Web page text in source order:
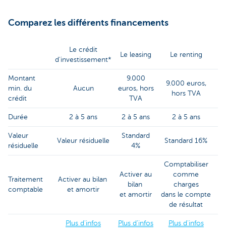
Comparez les différents financements
Le crédit
d'investissement*
Le leasing Le renting
Montant
min. du
crédit
Aucun
9.000
euros, hors
TVA
9.000 euros,
hors TVA
Durée 2 à 5 ans 2 à 5 ans 2 à 5 ans
Valeur
résiduelle
Valeur résiduelle
Standard
4%
Standard 16%
Traitement
comptable
Activer au bilan
et amortir
Activer au
bilan
et amortir
Comptabiliser
comme
charges
dans le compte
de résultat
Plus d'infos Plus d'infos Plus d'infos